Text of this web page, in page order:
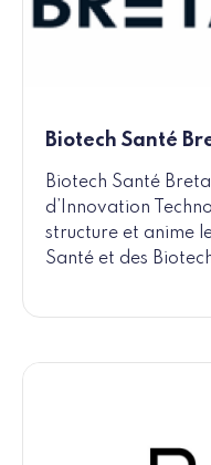
Biotech Santé
Biotech Santé
d’Innovation
structure et anime
Santé et des